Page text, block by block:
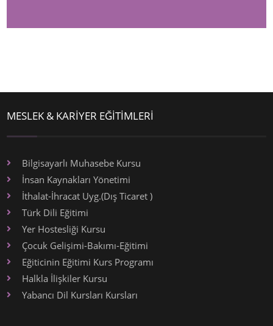
MESLEK & KARİYER EĞİTİMLERİ
Bilgisayarlı Muhasebe Kursu
İnsan Kaynakları Yönetimi
İthalat-İhracat Uyg.(Dış Ticaret )
Türk Dili Eğitimi
Yer Hostesliği Kursu
Çocuk Gelişimi-Bakımı-Eğitimi
Eğiticinin Eğitimi Kurs Programı
Halkla İlişkiler Kursu
Yabancı Dil Kursları Kursları